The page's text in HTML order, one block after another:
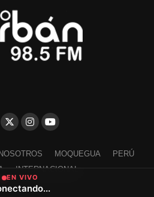
MOQUEGUA
PERÚ
INTERNACIONAL
EN VIVO